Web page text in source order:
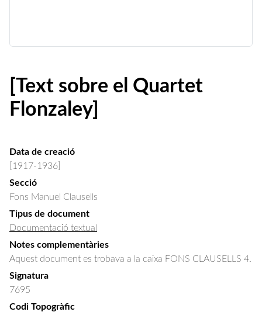
[Text sobre el Quartet
Flonzaley]
Data de creació
[1917-1936]
Secció
Fons Manuel Clausells
Tipus de document
Documentació textual
Notes complementàries
Aquest document es trobava a la caixa FONS CLAUSELLS 4.
Signatura
7695
Codi Topogràfic